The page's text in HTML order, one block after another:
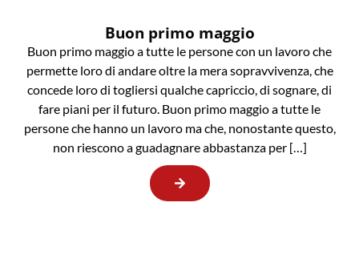
Buon primo maggio
Buon primo maggio a tutte le persone con un lavoro che
permette loro di andare oltre la mera sopravvivenza, che
concede loro di togliersi qualche capriccio, di sognare, di
fare piani per il futuro. Buon primo maggio a tutte le
persone che hanno un lavoro ma che, nonostante questo,
non riescono a guadagnare abbastanza per […]